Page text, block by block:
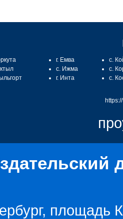
г. Емва
с. Ижма
г. Инта
с.
с.
с.
площадь